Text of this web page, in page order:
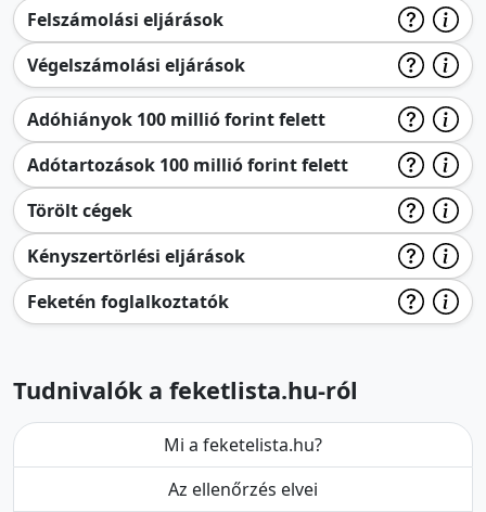
Felszámolási eljárások
Végelszámolási eljárások
Adóhiányok 100 millió forint felett
Adótartozások 100 millió forint felett
Törölt cégek
Kényszertörlési eljárások
Feketén foglalkoztatók
Tudnivalók a feketlista.hu-ról
Mi a feketelista.hu?
Az ellenőrzés elvei